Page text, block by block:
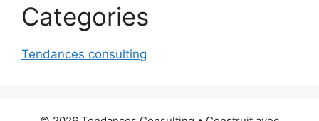
Categories
Tendances consulting